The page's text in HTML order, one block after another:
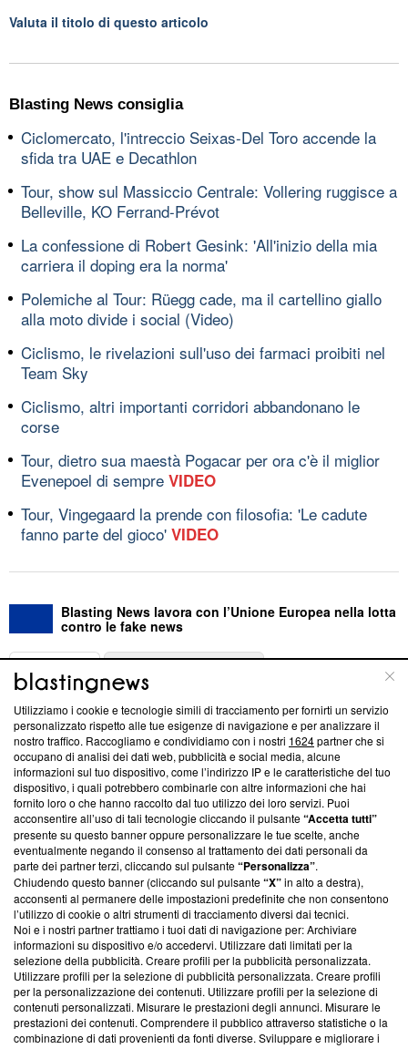
Valuta il titolo di questo articolo
Blasting News consiglia
Ciclomercato, l'intreccio Seixas-Del Toro accende la
sfida tra UAE e Decathlon
Tour, show sul Massiccio Centrale: Vollering ruggisce a
Belleville, KO Ferrand-Prévot
La confessione di Robert Gesink: 'All'inizio della mia
carriera il doping era la norma'
Polemiche al Tour: Rüegg cade, ma il cartellino giallo
alla moto divide i social (Video)
Ciclismo, le rivelazioni sull'uso dei farmaci proibiti nel
Team Sky
Ciclismo, altri importanti corridori abbandonano le
corse
Tour, dietro sua maestà Pogacar per ora c'è il miglior
Evenepoel di sempre VIDEO
Tour, Vingegaard la prende con filosofia: 'Le cadute
fanno parte del gioco' VIDEO
Blasting News lavora con l’Unione Europea nella lotta
contro le fake news
ABOUT
Questa sezione offre informazioni trasparenti su Blasting
News, sui nostri processi editoriali e su come ci impegniamo a
creare news di qualità. Inoltre, afferma la nostra aderenza a
‘Trust Project - News with Integrity’Blasting News non è
ancora membro del programma, ma ha richiesto di farne
parte; Trust Project non ha ancora effettuato una verifica di
conformità agli standard.
Su di noi
Team editoriale
Corporate
Redazione
Informativa Privacy
Cookie Policy
Utilizziamo i cookie e tecnologie simili di tracciamento per fornirti un servizio
personalizzato rispetto alle tue esigenze di navigazione e per analizzare il
nostro traffico. Raccogliamo e condividiamo con i nostri 1624partner che si
occupano di analisi dei dati web, pubblicità e social media, alcune
informazioni sul tuo dispositivo, come l’indirizzo IP e le caratteristiche del tuo
dispositivo, i quali potrebbero combinarle con altre informazioni che hai
fornito loro o che hanno raccolto dal tuo utilizzo dei loro servizi. Puoi
acconsentire all’uso di tali tecnologie cliccando il pulsante“Accetta tutti”
presente su questo banner oppure personalizzare le tue scelte, anche
eventualmente negando il consenso al trattamento dei dati personali da
parte dei partner terzi, cliccando sul pulsante“Personalizza”.
Chiudendo questo banner (cliccando sul pulsante“X”in alto a destra),
acconsenti al permanere delle impostazioni predefinite che non consentono
l’utilizzo di cookie o altri strumenti di tracciamento diversi dai tecnici.
Noi e i nostri partner trattiamo i tuoi dati di navigazione per: Archiviare
informazioni su dispositivo e/o accedervi. Utilizzare dati limitati per la
selezione della pubblicità. Creare profili per la pubblicità personalizzata.
Utilizzare profili per la selezione di pubblicità personalizzata. Creare profili
per la personalizzazione dei contenuti. Utilizzare profili per la selezione di
contenuti personalizzati. Misurare le prestazioni degli annunci. Misurare le
prestazioni dei contenuti. Comprendere il pubblico attraverso statistiche o la
combinazione di dati provenienti da fonti diverse. Sviluppare e migliorare i